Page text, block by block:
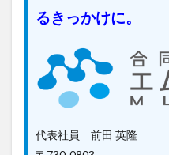
るきっかけに。
代表社員 前田 英隆